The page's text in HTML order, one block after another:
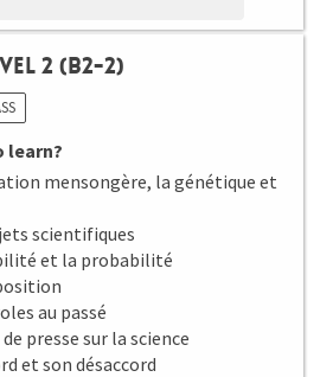
2 (B2-2)
learn?
mensongère, la génétique et
scientifiques
et la probabilité
au passé
presse sur la science
et son désaccord